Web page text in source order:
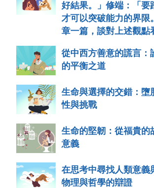
好結果。」修端：「要
才可以突破能力的界限
章一篇，談對上述觀點
從中西方善意的謊言：
的平衡之道
生命與選擇的交錯：墮
性與挑戰
生命的堅韌：從福貴的
意義
在思考中尋找人類意義
物理與哲學的辯證